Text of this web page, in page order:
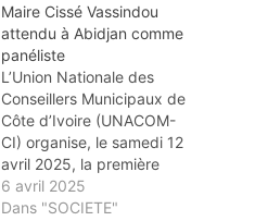
Maire Cissé Vassindou
attendu à Abidjan comme
panéliste
L’Union Nationale des
Conseillers Municipaux de
Côte d’Ivoire (UNACOM-
CI) organise, le samedi 12
avril 2025, la première
édition de la Journée
Nationale du Conseiller
6 avril 2025
Dans "SOCIETE"